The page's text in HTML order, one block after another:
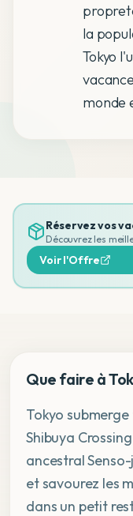
la
Tokyo
monde
Réservez vos
Découvrez les
Voir l'Offre
Que faire à
Tokyo
Shibuya
ancestral
et savourez les
dans un petit